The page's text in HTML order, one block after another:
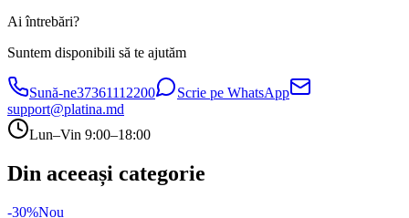
Ai întrebări?
Suntem disponibili să te ajutăm
Sună-ne37361112200
Scrie pe WhatsApp
support@platina.md
Lun–Vin 9:00–18:00
Din aceeași categorie
-30%Nou